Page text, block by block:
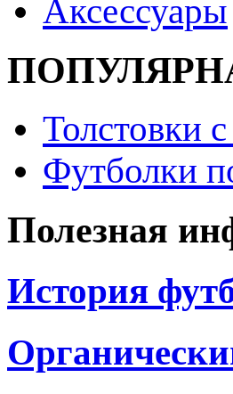
Аксессуары
Толстовки
Футболки
Полезная
История